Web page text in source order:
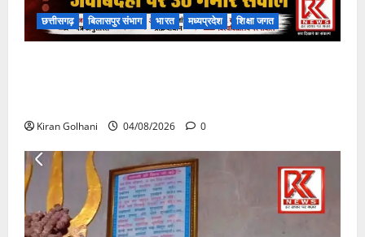
छत्तीसगढ़ बिलासपुर संभाग भारत मध्यप्रदेश शिक्षा जगत
Kiran Golhani 04/08/2026 0